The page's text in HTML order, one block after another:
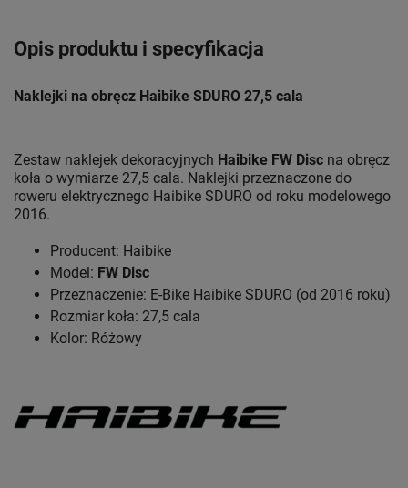
Opis produktu i specyfikacja
Naklejki na obręcz Haibike SDURO 27,5 cala
Zestaw naklejek dekoracyjnych Haibike FW Disc na obręcz
koła o wymiarze 27,5 cala. Naklejki przeznaczone do
roweru elektrycznego Haibike SDURO od roku modelowego
2016.
Producent: Haibike
Model: FW Disc
Przeznaczenie: E-Bike Haibike SDURO (od 2016 roku)
Rozmiar koła: 27,5 cala
Kolor: Różowy